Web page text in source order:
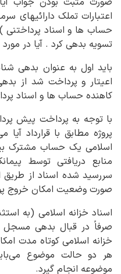
اعتبارات تملک دارائیهای
حساب ها و اسناد پرداختنی
تسویه بدهی کرد . آیا در
باید اول به عنوان بدهی
اعیتار و پرداخت شد از
کاهنده حساب ها و اسناد
با توجه به پرداخت پیش
پروژه مطابق با قرارداد
اسلامی یک حساب مشترک
منابع دریافتی توسط
سررسید شده اسناد از طریق
صورت وضعیت امکان خروج
اسناد خزانه اسلامی (به
صرفاً در قبال بدهی مسجل
خزانه اسلامی کوتاه مدت
هر دو حالت موضوع
موضوعه انجام گیرد.